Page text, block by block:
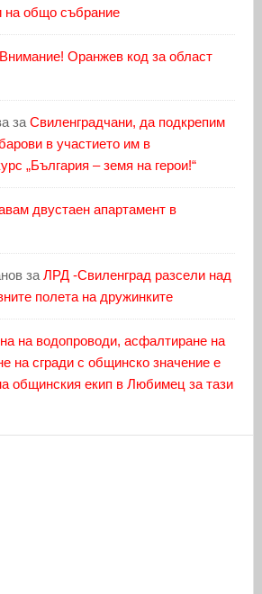
на общо събрание
Внимание! Оранжев код за област
за Свиленградчани, да подкрепим
в участието им в
„България – земя на герои!“
двустаен апартамент в
за ЛРД -Свиленград разсели над
полета на дружинките
на водопроводи, асфалтиране на
на сгради с общинско значение е
общинския екип в Любимец за тази